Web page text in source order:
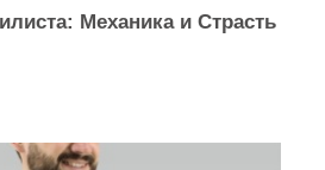
Механика и Страсть